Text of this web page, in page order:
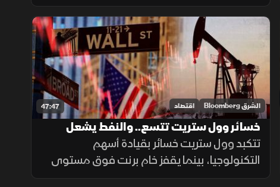
ومؤشر ناسداك، فيما يتراجع النفط بأكثر من 4%
مع انحسار التوتر بين واشنطن وطهران، ويتذبذب
الذهب قرب 4000 دولار للأونصة.
47:47 الشرق Bloomberg اقتصاد
خسائر وول ستريت تتسع.. والنفط يشعل
مخاوف التضخم
تتكبد وول ستريت خسائر بقيادة أسهم
التكنولوجيا، بينما يقفز خام برنت فوق مستوى
المئة دولار بعد تصاعد التوترات في البحر الأحمر،